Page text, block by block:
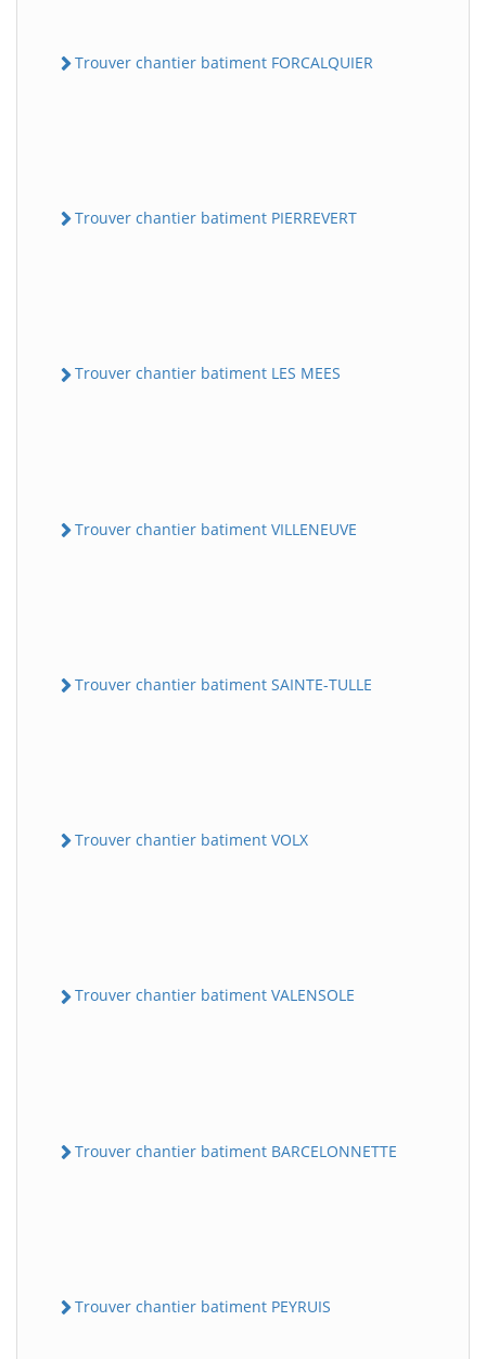
Trouver chantier batiment FORCALQUIER
Trouver chantier batiment PIERREVERT
Trouver chantier batiment LES MEES
Trouver chantier batiment VILLENEUVE
Trouver chantier batiment SAINTE-TULLE
Trouver chantier batiment VOLX
Trouver chantier batiment VALENSOLE
Trouver chantier batiment BARCELONNETTE
Trouver chantier batiment PEYRUIS